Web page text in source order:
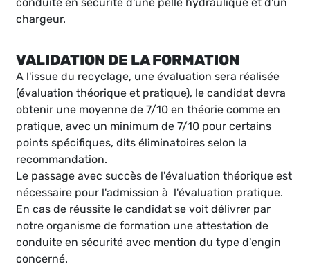
chargeur.
VALIDATION DE LA FORMATION
A l'issue du recyclage, une évaluation sera réalisée
(évaluation théorique et pratique), le candidat devra
obtenir une moyenne de 7/10 en théorie comme en
pratique, avec un minimum de 7/10 pour certains
points spécifiques, dits éliminatoires selon la
recommandation.
Le passage avec succès de l'évaluation théorique est
nécessaire pour l'admission à l'évaluation pratique.
En cas de réussite le candidat se voit délivrer par
notre organisme de formation une attestation de
conduite en sécurité avec mention du type d'engin
concerné.